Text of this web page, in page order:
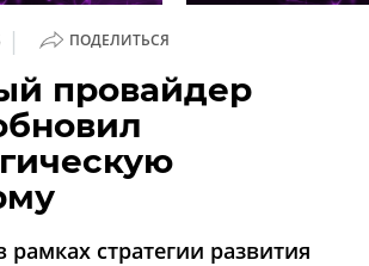
| ПОДЕЛИТЬСЯ
провайдер
стратегии развития